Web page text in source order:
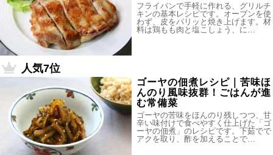
フライパンで手軽に作れる、グリルチ
キンの基本レシピです。オーブンを使
わず、皮をパリッと焼き上げます。材
料は鶏もも肉と塩こしょう、に…
人気7位
ゴーヤの佃煮レシピ｜苦味ほ
んのり風味抜群！ごはんが進
む常備菜
ゴーヤの苦味をほんのり残しつつ、甘
辛い味付けで食べやすく仕上げた「ゴ
ーヤの佃煮」のレシピです。下茹でで
アクを取り、酢を加えることで…